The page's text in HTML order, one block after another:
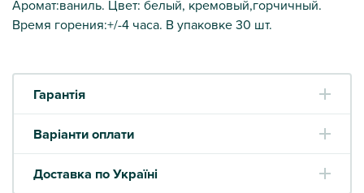
Аромат:ваниль. Цвет: белый, кремовый,горчичный.
Время горения:+/-4 часа. В упаковке 30 шт.
Гарантія
Варіанти оплати
Доставка по Україні